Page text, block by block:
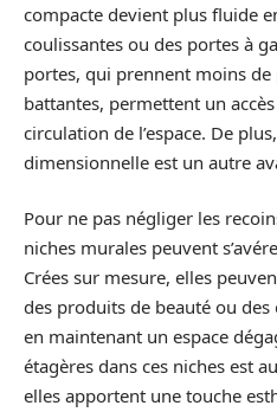
compacte devient plus fluide
coulissantes ou des portes à
portes, qui prennent moins
battantes, permettent un
circulation de l’espace. De
dimensionnelle est un autre
Pour ne pas négliger les
niches murales peuvent
Crées sur mesure, elles
des produits de beauté ou
en maintenant un espace
étagères dans ces niches est
elles apportent une touche